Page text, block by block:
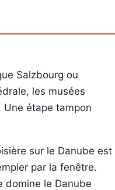
Salzbourg ou
les musées
Une étape tampon
sur le Danube est
par la fenêtre.
domine le Danube